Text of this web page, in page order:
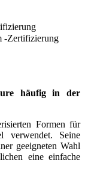
-Zertifizierung
häufig in der
Formen für
verwendet. Seine
geeigneten Wahl
eine einfache